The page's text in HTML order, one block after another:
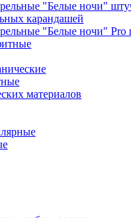
"Белые ночи"
карандашей
"Белые ночи" Pro
материалов